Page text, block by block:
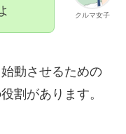
クルマ女子
動させるための
割があります。